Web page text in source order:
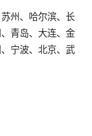
州、哈尔滨、长
青岛、大连、金
宁波、北京、武